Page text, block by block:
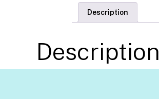
Description
Description